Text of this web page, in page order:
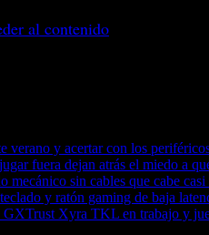
al contenido
verano y acertar con los
fuera dejan atrás el miedo a
sin cables que cabe
y ratón gaming de baja
Xyra TKL en trabajo y